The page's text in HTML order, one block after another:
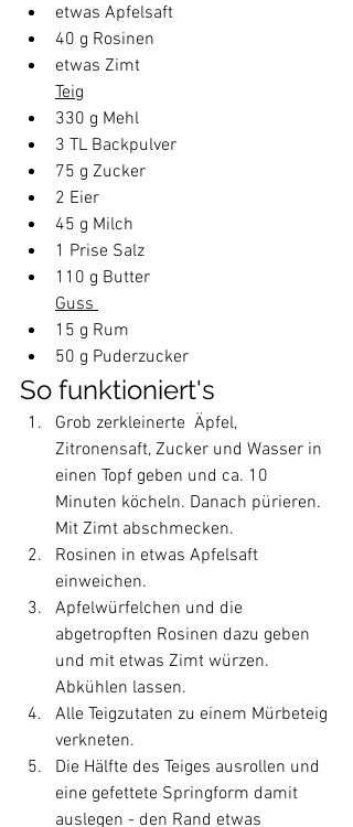
etwas Apfelsaft
40 g Rosinen
etwas Zimt
Teig
330 g Mehl
3 TL Backpulver
75 g Zucker
2 Eier
45 g Milch
1 Prise Salz
110 g Butter
Guss
15 g Rum
50 g Puderzucker
So funktioniert's
Grob zerkleinerte  Äpfel,
Zitronensaft, Zucker und Wasser in
einen Topf geben und ca. 10
Minuten köcheln. Danach pürieren.
Mit Zimt abschmecken.
Rosinen in etwas Apfelsaft
einweichen.
Apfelwürfelchen und die
abgetropften Rosinen dazu geben
und mit etwas Zimt würzen.
Abkühlen lassen.
Alle Teigzutaten zu einem Mürbeteig
verkneten.
Die Hälfte des Teiges ausrollen und
eine gefettete Springform damit
auslegen - den Rand etwas